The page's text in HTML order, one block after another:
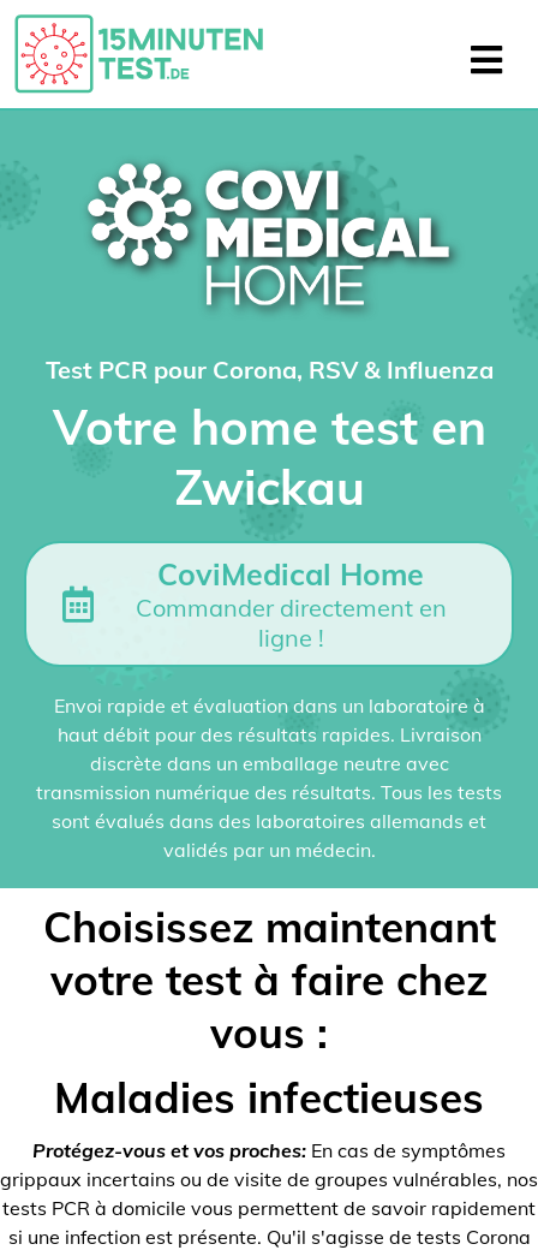
Test PCR pour Corona, RSV & Influenza
Votre home test en
Zwickau
CoviMedical Home
Commander directement en
ligne !
Envoi rapide et évaluation dans un laboratoire à
haut débit pour des résultats rapides. Livraison
discrète dans un emballage neutre avec
transmission numérique des résultats. Tous les tests
sont évalués dans des laboratoires allemands et
validés par un médecin.
Choisissez maintenant
votre test à faire chez
vous :
Maladies infectieuses
Protégez-vous et vos proches: En cas de symptômes
grippaux incertains ou de visite de groupes vulnérables, nos
tests PCR à domicile vous permettent de savoir rapidement
si une infection est présente. Qu'il s'agisse de tests Corona